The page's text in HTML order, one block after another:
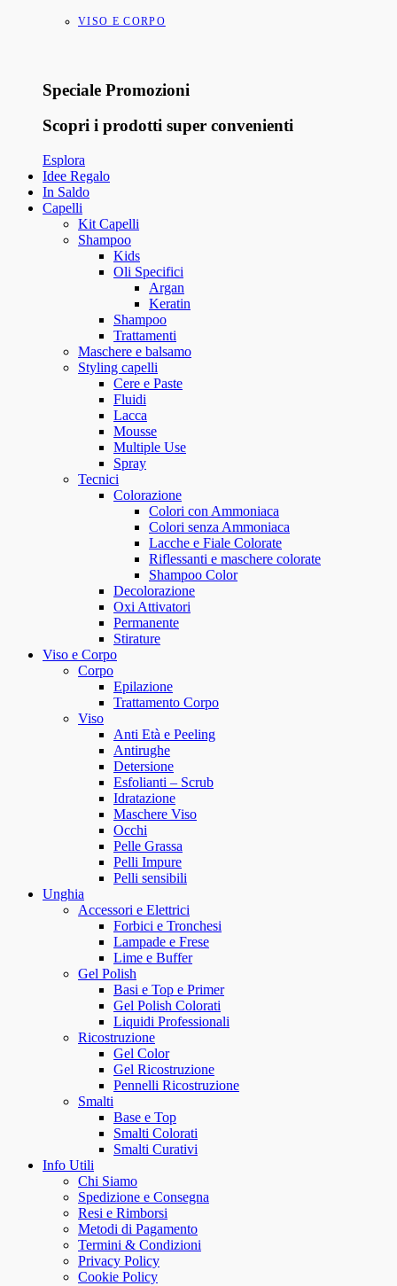
VISO E CORPO
Speciale Promozioni
Scopri i prodotti super convenienti
Esplora
Idee Regalo
In Saldo
Capelli
Kit Capelli
Shampoo
Kids
Oli Specifici
Argan
Keratin
Shampoo
Trattamenti
Maschere e balsamo
Styling capelli
Cere e Paste
Fluidi
Lacca
Mousse
Multiple Use
Spray
Tecnici
Colorazione
Colori con Ammoniaca
Colori senza Ammoniaca
Lacche e Fiale Colorate
Riflessanti e maschere colorate
Shampoo Color
Decolorazione
Oxi Attivatori
Permanente
Stirature
Viso e Corpo
Corpo
Epilazione
Trattamento Corpo
Viso
Anti Età e Peeling
Antirughe
Detersione
Esfolianti – Scrub
Idratazione
Maschere Viso
Occhi
Pelle Grassa
Pelli Impure
Pelli sensibili
Unghia
Accessori e Elettrici
Forbici e Tronchesi
Lampade e Frese
Lime e Buffer
Gel Polish
Basi e Top e Primer
Gel Polish Colorati
Liquidi Professionali
Ricostruzione
Gel Color
Gel Ricostruzione
Pennelli Ricostruzione
Smalti
Base e Top
Smalti Colorati
Smalti Curativi
Info Utili
Chi Siamo
Spedizione e Consegna
Resi e Rimborsi
Metodi di Pagamento
Termini & Condizioni
Privacy Policy
Cookie Policy